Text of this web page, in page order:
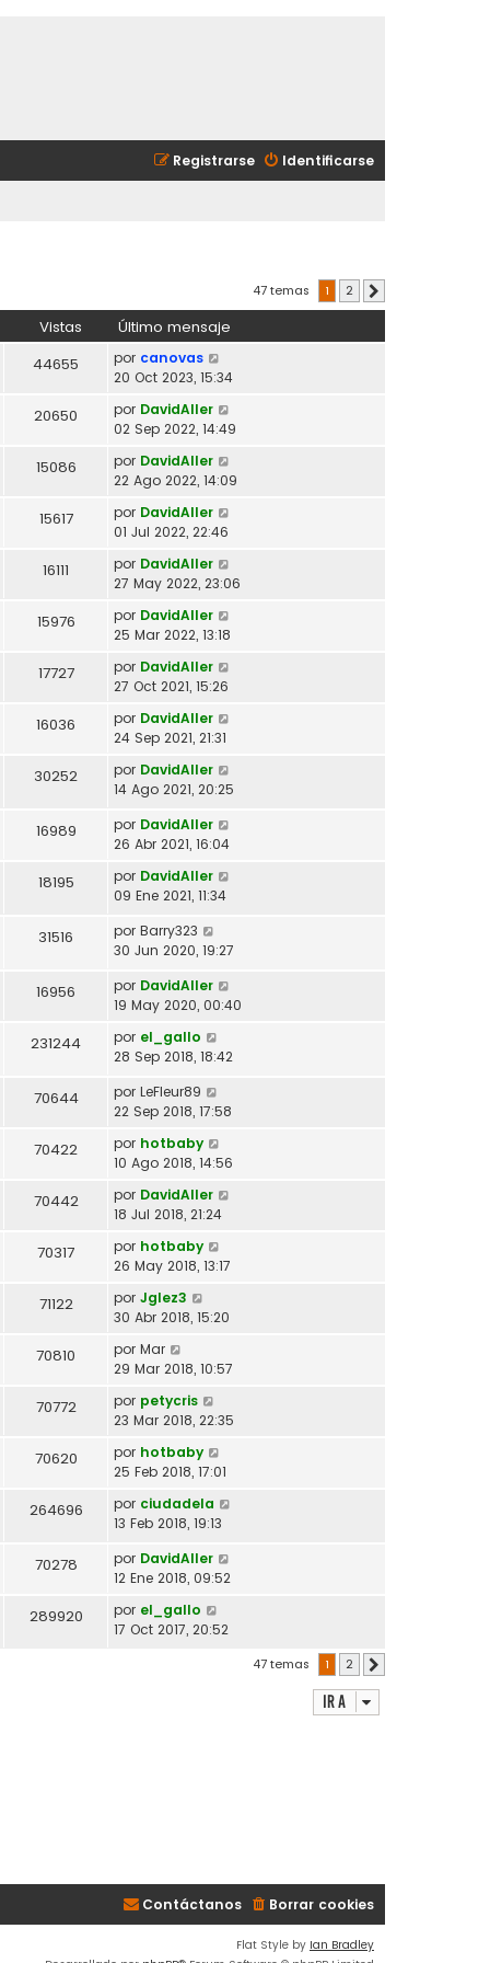
Identificarse
Registrarse
47 temas 1 2
Vistas Último mensaje
44655 por canovas
20 Oct 2023, 15:34
20650 por DavidAller
02 Sep 2022, 14:49
15086 por DavidAller
22 Ago 2022, 14:09
15617 por DavidAller
01 Jul 2022, 22:46
16111 por DavidAller
27 May 2022, 23:06
15976 por DavidAller
25 Mar 2022, 13:18
17727 por DavidAller
27 Oct 2021, 15:26
16036 por DavidAller
24 Sep 2021, 21:31
30252 por DavidAller
14 Ago 2021, 20:25
16989 por DavidAller
26 Abr 2021, 16:04
18195 por DavidAller
09 Ene 2021, 11:34
31516 por Barry323
30 Jun 2020, 19:27
16956 por DavidAller
19 May 2020, 00:40
231244 por el_gallo
28 Sep 2018, 18:42
70644 por LeFleur89
22 Sep 2018, 17:58
70422 por hotbaby
10 Ago 2018, 14:56
70442 por DavidAller
18 Jul 2018, 21:24
70317 por hotbaby
26 May 2018, 13:17
71122 por Jglez3
30 Abr 2018, 15:20
70810 por Mar
29 Mar 2018, 10:57
70772 por petycris
23 Mar 2018, 22:35
70620 por hotbaby
25 Feb 2018, 17:01
264696 por ciudadela
13 Feb 2018, 19:13
70278 por DavidAller
12 Ene 2018, 09:52
289920 por el_gallo
17 Oct 2017, 20:52
47 temas 1 2
Ir a
Borrar cookies
Contáctanos
Flat Style by Ian Bradley